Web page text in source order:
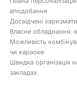
вподобання
Досвідчені
Власне обладнання:
Можливість
чи караоке
Швидка організація
закладах